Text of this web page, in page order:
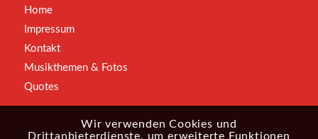
Home
Impressum
Kontakt
Musikthemen & Fotos
Quotes
Wir verwenden Cookies und
Drittanbieterdienste, um erweiterte Funktionen